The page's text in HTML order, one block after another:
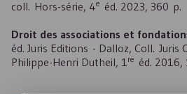
coll. Hors-série, 4e éd. 2023, 360 p.
Droit des associations et
éd. Juris Editions - Dalloz, Coll. Juris
Philippe-Henri Dutheil, 1re éd.